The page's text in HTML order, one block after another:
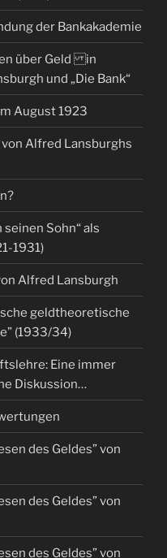
der Bankakademie
über Geld in
und „Die Bank“
August 1923
Alfred Lansburghs
Sohn“ als
1931)
Alfred Lansburgh
geldtheoretische
(1933/34)
Eine immer
Diskussion…
des Geldes” von
des Geldes” von
des Geldes” von